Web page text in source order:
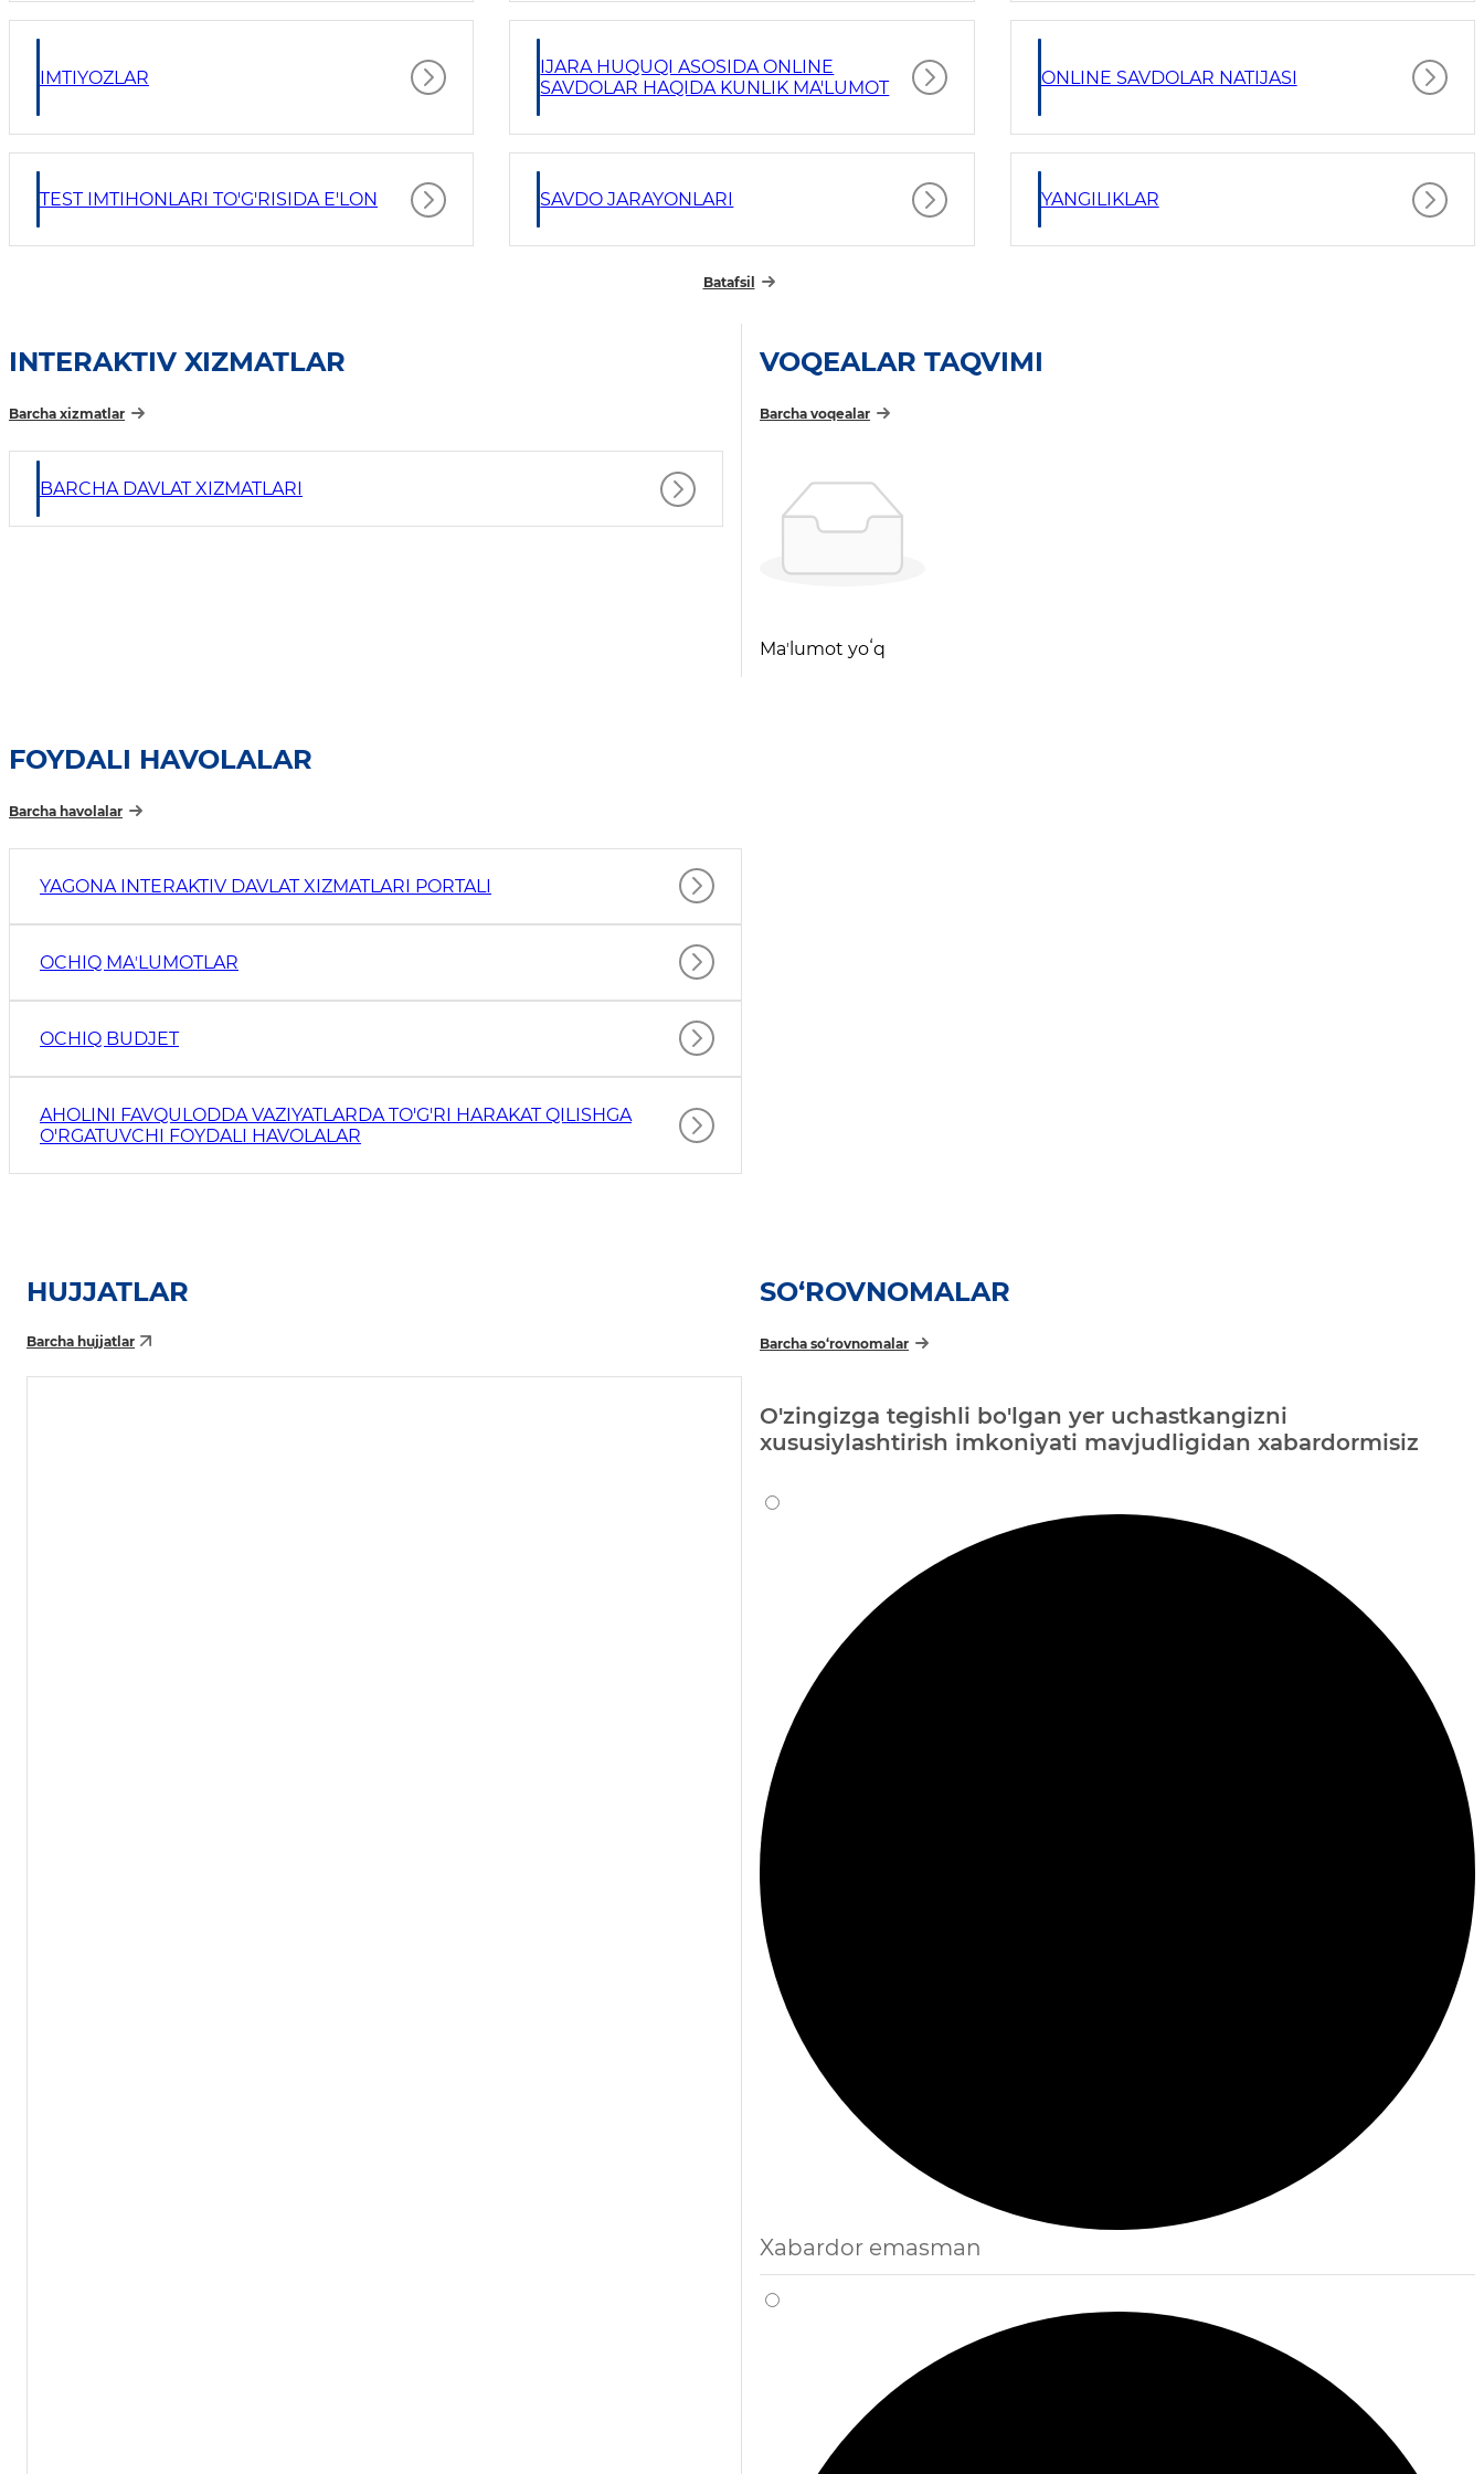
IMTIYOZLAR
IJARA HUQUQI ASOSIDA ONLINE
SAVDOLAR HAQIDA KUNLIK MA'LUMOT
ONLINE SAVDOLAR NATIJASI
TEST IMTIHONLARI TO'G'RISIDA E'LON SAVDO JARAYONLARI YANGILIKLAR
Batafsil
INTERAKTIV XIZMATLAR
Barcha xizmatlar
BARCHA DAVLAT XIZMATLARI
VOQEALAR TAQVIMI
Barcha voqealar
Maʼlumot yoʻq
FOYDALI HAVOLALAR
Barcha havolalar
YAGONA INTERAKTIV DAVLAT XIZMATLARI PORTALI
OCHIQ MAʼLUMOTLAR
OCHIQ BUDJET
AHOLINI FAVQULODDA VAZIYATLARDA TO'G'RI HARAKAT QILISHGA
O'RGATUVCHI FOYDALI HAVOLALAR
HUJJATLAR
Barcha hujjatlar
SO‘ROVNOMALAR
Barcha so‘rovnomalar
O'zingizga tegishli bo'lgan yer uchastkangizni
xususiylashtirish imkoniyati mavjudligidan xabardormisiz
Xabardor emasman